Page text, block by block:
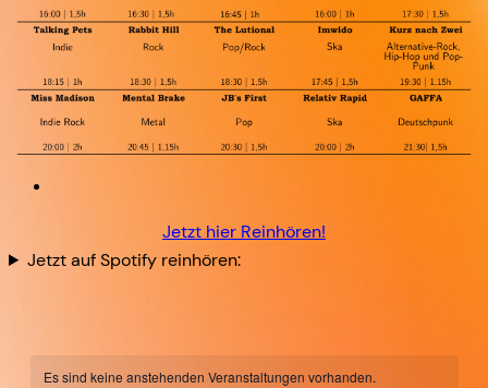
Jetzt hier Reinhören!
Jetzt auf Spotify reinhören:
Es sind keine anstehenden Veranstaltungen vorhanden.